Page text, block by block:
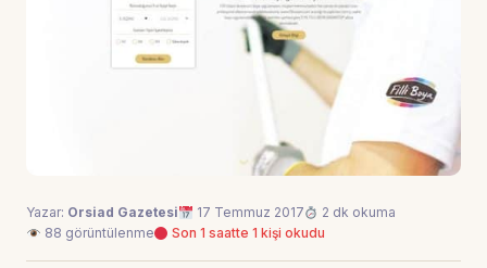
Yazar: Orsiad Gazetesi 17 Temmuz 2017
2 dk okuma
88 görüntülenme
Son 1 saatte 1 kişi okudu